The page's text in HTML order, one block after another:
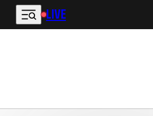
Vai al contenuto principale
LIVE